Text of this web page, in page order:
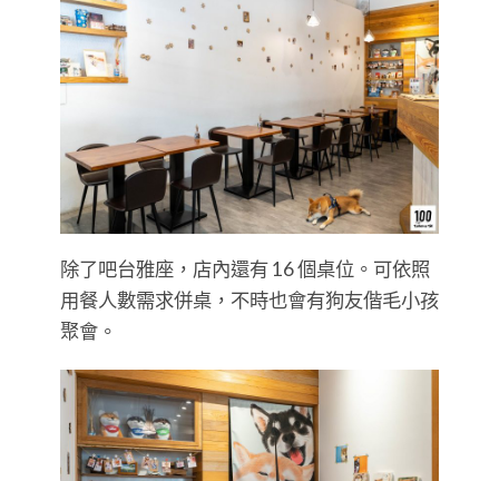
除了吧台雅座，店內還有 16 個桌位。可依照
用餐人數需求併桌，不時也會有狗友偕毛小孩
聚會。